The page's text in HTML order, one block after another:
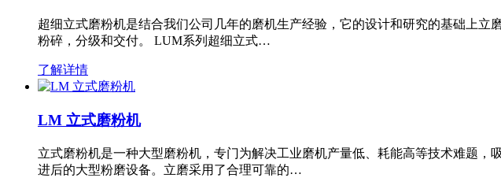
超细立式磨粉机是结合我们公司几年的磨机生产经验，它的设计和研究的基础上
粉碎，分级和交付。 LUM系列超细立式…
了解详情
LM 立式磨粉机
立式磨粉机是一种大型磨粉机，专门为解决工业磨机产量低、耗能高等技术难题
进后的大型粉磨设备。立磨采用了合理可靠的…